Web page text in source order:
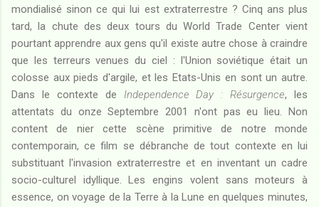
mondialisé sinon ce qui lui est extraterrestre ? Cinq ans plus
tard, la chute des deux tours du World Trade Center vient
pourtant apprendre aux gens qu'il existe autre chose à craindre
que les terreurs venues du ciel : l'Union soviétique était un
colosse aux pieds d'argile, et les Etats-Unis en sont un autre.
Dans le contexte de Independence Day : Résurgence, les
attentats du onze Septembre 2001 n'ont pas eu lieu. Non
content de nier cette scène primitive de notre monde
contemporain, ce film se débranche de tout contexte en lui
substituant l'invasion extraterrestre et en inventant un cadre
socio-culturel idyllique. Les engins volent sans moteurs à
essence, on voyage de la Terre à la Lune en quelques minutes,